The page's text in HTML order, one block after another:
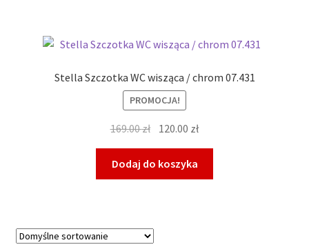
Stella Szczotka WC wisząca / chrom 07.431
PROMOCJA!
169.00zł Pierwotna
cena
wynosiła:
169.00 zł.
120.00 złAktualna
cena
120.00 zł.
Dodaj do koszyka